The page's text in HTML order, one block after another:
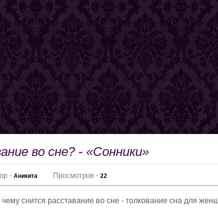
во сне? - «Сонники»
-Аникита Просмотров -22
чему снится расставание во сне - толкование сна для